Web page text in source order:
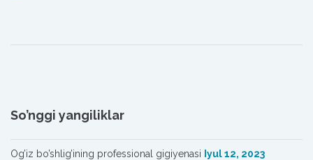
So’nggi yangiliklar
Og’iz bo’shlig’ining professional gigiyenasi Iyul 12, 2023